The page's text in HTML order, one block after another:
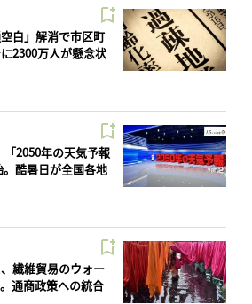
白」解消で市区町
2300万人が懸念状
「2050年の天気予報
。酷暑日が全国各地
繊維貿易のウォー
通商政策への統合